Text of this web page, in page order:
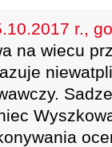
r.,
na wiecu